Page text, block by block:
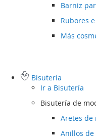
Barniz
Rubores
Más
Bisutería
Ir a Bisutería
Bisutería de
Aretes de
Anillos de